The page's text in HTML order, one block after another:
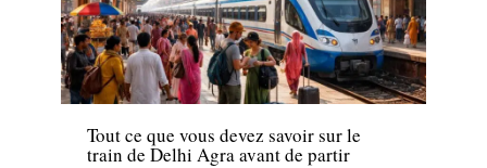
Transport
Tout ce que vous devez savoir sur le
train de Delhi Agra avant de partir